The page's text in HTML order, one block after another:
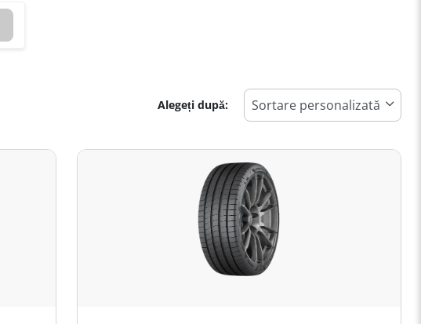
Alegeți după: